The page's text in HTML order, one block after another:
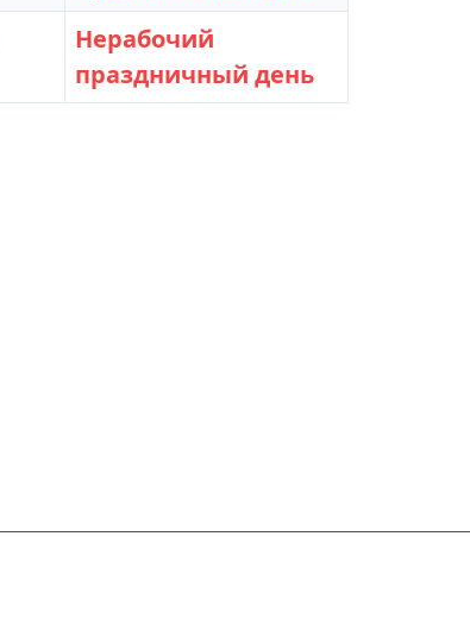
Нерабочий
праздничный день